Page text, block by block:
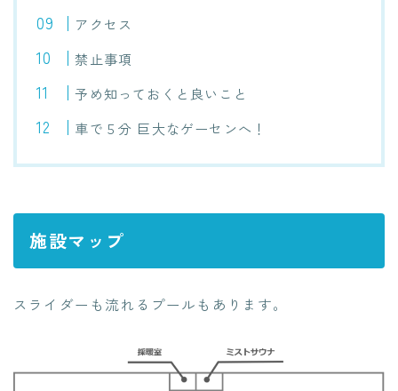
アクセス
禁止事項
予め知っておくと良いこと
車で５分 巨大なゲーセンへ！
施設マップ
スライダーも流れるプールもあります。